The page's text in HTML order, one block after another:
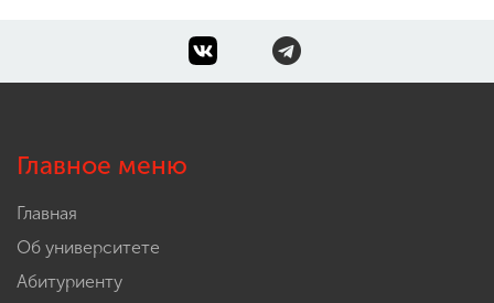
Главное меню
Главная
Об университете
Абитуриенту